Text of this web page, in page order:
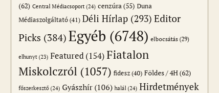
(62) Central Médiacsoport (24) cenzúra(55) Duna
Médiaszolgáltató(41) Déli Hírlap (293) Editor
Picks (384)Egyéb (6748) elbocsátás (29)
elhunyt (23) Featured (154) Fiatalon
Miskolczról (1057) fidesz(40) Földes / 4H(62)
főszerkesztő (24) Gyászhír (106) halál (24) Hirdetmények